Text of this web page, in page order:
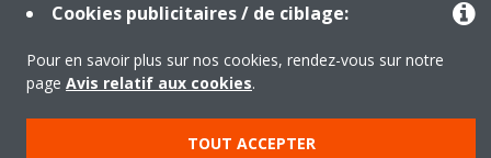
Cookies publicitaires / de ciblage:
Pour en savoir plus sur nos cookies, rendez-vous sur notre
page Avis relatif aux cookies.
TOUT ACCEPTER